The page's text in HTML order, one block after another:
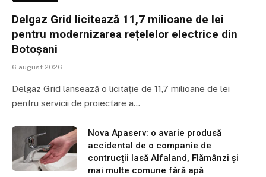
Delgaz Grid licitează 11,7 milioane de lei
pentru modernizarea rețelelor electrice din
Botoșani
6 august 2026
Delgaz Grid lansează o licitație de 11,7 milioane de lei
pentru servicii de proiectare a…
Nova Apaserv: o avarie produsă
accidental de o companie de
contrucții lasă Alfaland, Flămânzi și
mai multe comune fără apă